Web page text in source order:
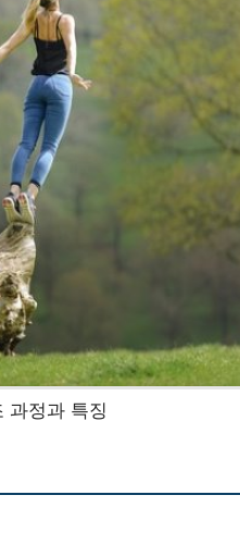
과정과 특징